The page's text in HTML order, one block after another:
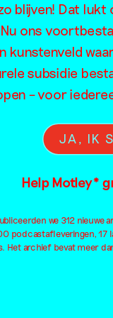
blijven! Dat
ons
kunstenveld
subsidie
– voor
JA, IK
Help Motley*
we 312 nieuwe
podcastafleveringen, 17
Het archief bevat meer